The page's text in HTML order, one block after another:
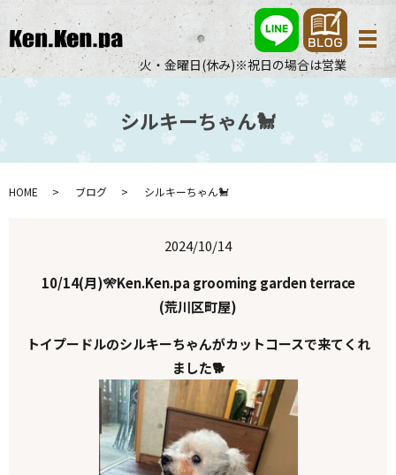
火・金曜日(休み)※祝日の場合は営業
メ
シルキーちゃん🐩
HOME ブログ シルキーちゃん🐩
2024/10/14
10/14(月)🎌Ken.Ken.pa grooming garden terrace
(荒川区町屋)
トイプードルのシルキーちゃんがカットコースで来てくれ
ました🐕